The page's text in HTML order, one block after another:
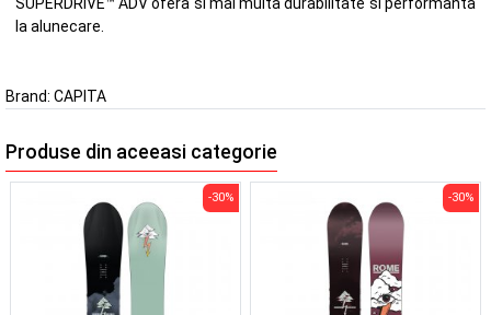
SUPERDRIVE™ ADV ofera si mai multa durabilitate si performanta
la alunecare.
Brand: CAPITA
Produse din aceeasi categorie
-30% -30%